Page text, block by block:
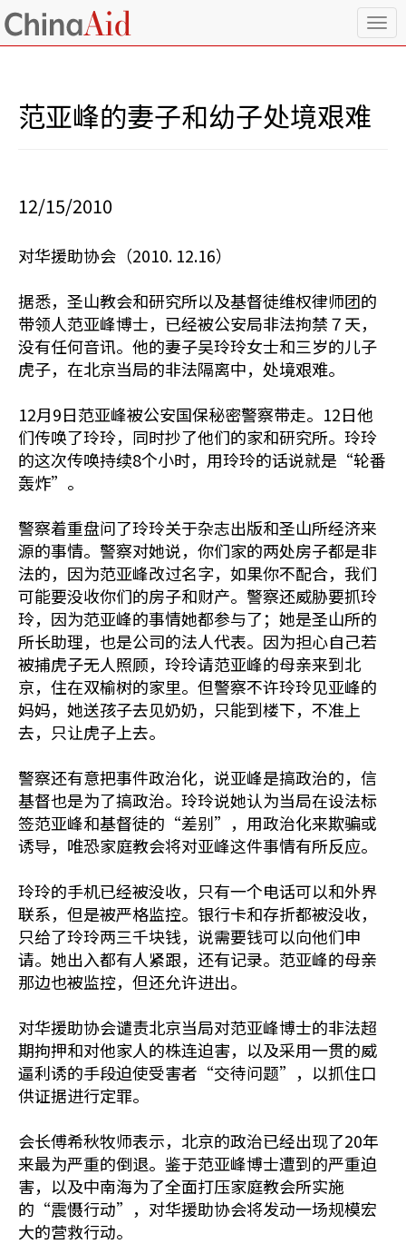
T
o
范亚峰的妻子和幼子处境艰难
12/15/2010
对华援助协会（2010. 12.16）
据悉，圣山教会和研究所以及基督徒维权律师团的
带领人范亚峰博士，已经被公安局非法拘禁７天，
没有任何音讯。他的妻子吴玲玲女士和三岁的儿子
虎子，在北京当局的非法隔离中，处境艰难。
12月9日范亚峰被公安国保秘密警察带走。12日他
们传唤了玲玲，同时抄了他们的家和研究所。玲玲
的这次传唤持续8个小时，用玲玲的话说就是“轮番
轰炸”。
警察着重盘问了玲玲关于杂志出版和圣山所经济来
源的事情。警察对她说，你们家的两处房子都是非
法的，因为范亚峰改过名字，如果你不配合，我们
可能要没收你们的房子和财产。警察还威胁要抓玲
玲，因为范亚峰的事情她都参与了；她是圣山所的
所长助理，也是公司的法人代表。因为担心自己若
被捕虎子无人照顾，玲玲请范亚峰的母亲来到北
京，住在双榆树的家里。但警察不许玲玲见亚峰的
妈妈，她送孩子去见奶奶，只能到楼下，不准上
去，只让虎子上去。
警察还有意把事件政治化，说亚峰是搞政治的，信
基督也是为了搞政治。玲玲说她认为当局在设法标
签范亚峰和基督徒的“差别”，用政治化来欺骗或
诱导，唯恐家庭教会将对亚峰这件事情有所反应。
玲玲的手机已经被没收，只有一个电话可以和外界
联系，但是被严格监控。银行卡和存折都被没收，
只给了玲玲两三千块钱，说需要钱可以向他们申
请。她出入都有人紧跟，还有记录。范亚峰的母亲
那边也被监控，但还允许进出。
对华援助协会谴责北京当局对范亚峰博士的非法超
期拘押和对他家人的株连迫害，以及采用一贯的威
逼利诱的手段迫使受害者“交待问题”，以抓住口
供证据进行定罪。
会长傅希秋牧师表示，北京的政治已经出现了20年
来最为严重的倒退。鉴于范亚峰博士遭到的严重迫
害，以及中南海为了全面打压家庭教会所实施
的“震慑行动”，对华援助协会将发动一场规模宏
大的营救行动。